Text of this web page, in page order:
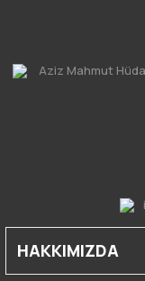
Aziz Mahmut
HAKKIMIZDA